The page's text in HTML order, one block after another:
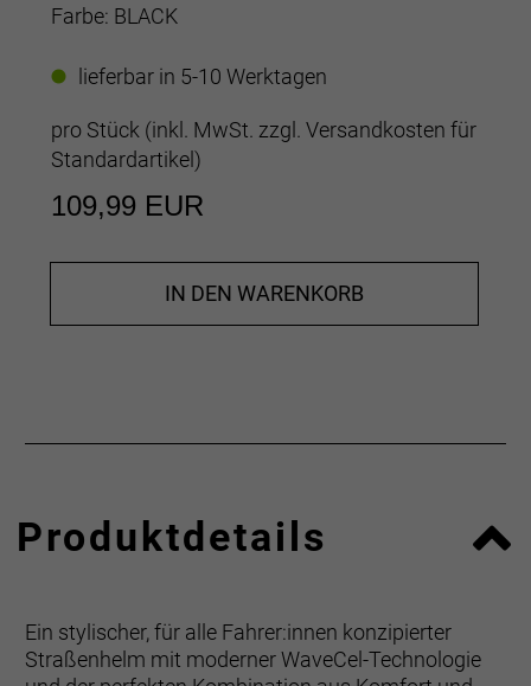
Farbe: BLACK
lieferbar in 5-10 Werktagen
pro Stück (inkl. MwSt. zzgl. Versandkosten für
Standardartikel)
109,99 EUR
IN DEN WARENKORB
Produktdetails
Ein stylischer, für alle Fahrer:innen konzipierter
Straßenhelm mit moderner WaveCel-Technologie